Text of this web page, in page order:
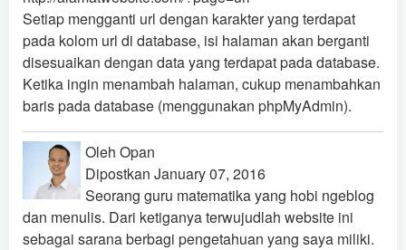
Setiap mengganti url dengan karakter yang terdapat
pada kolom url di database, isi halaman akan berganti
disesuaikan dengan data yang terdapat pada database.
Ketika ingin menambah halaman, cukup menambahkan
baris pada database (menggunakan phpMyAdmin).
Oleh Opan
Dipostkan January 07, 2016
Seorang guru matematika yang hobi ngeblog
dan menulis. Dari ketiganya terwujudlah website ini
sebagai sarana berbagi pengetahuan yang saya miliki.